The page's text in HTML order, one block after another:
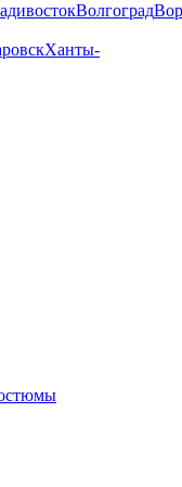
Волгоград
Ханты-